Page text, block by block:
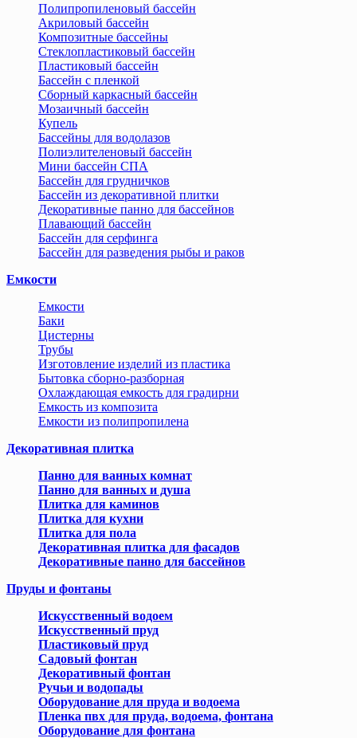
Полипропиленовый бассейн
Акриловый бассейн
Композитные бассейны
Стеклопластиковый бассейн
Пластиковый бассейн
Бассейн с пленкой
Сборный каркасный бассейн
Мозаичный бассейн
Купель
Бассейны для водолазов
Полиэлителеновый бассейн
Мини бассейн СПА
Бассейн для грудничков
Бассейн из декоративной плитки
Декоративные панно для бассейнов
Плавающий бассейн
Бассейн для серфинга
Бассейн для разведения рыбы и раков
Емкости
Емкости
Баки
Цистерны
Трубы
Изготовление изделий из пластика
Бытовка сборно-разборная
Охлаждающая емкость для градирни
Емкость из композита
Емкости из полипропилена
Декоративная плитка
Панно для ванных комнат
Панно для ванных и душа
Плитка для каминов
Плитка для кухни
Плитка для пола
Декоративная плитка для фасадов
Декоративные панно для бассейнов
Пруды и фонтаны
Искусственный водоем
Искусственный пруд
Пластиковый пруд
Садовый фонтан
Декоративный фонтан
Ручьи и водопады
Оборудование для пруда и водоема
Пленка пвх для пруда, водоема, фонтана
Оборудование для фонтана